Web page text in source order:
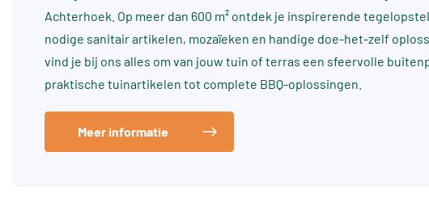
Achterhoek. Op meer dan 600 m² ontdek je inspirerende
nodige sanitair artikelen, mozaïeken en handige doe-het-zelf
vind je bij ons alles om van jouw tuin of terras een sfeervolle
praktische tuinartikelen tot complete BBQ-oplossingen.
Meer informatie